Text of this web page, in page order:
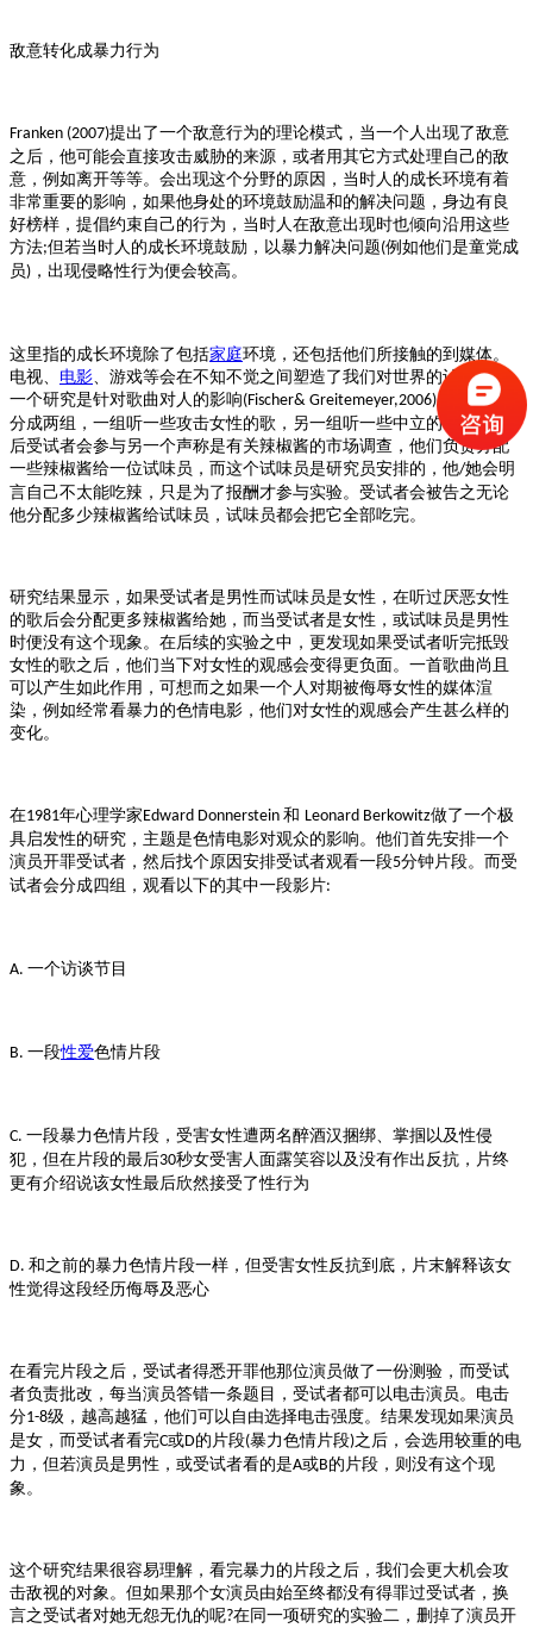
敌意转化成暴力行为
Franken (2007)提出了一个敌意行为的理论模式，当一个人出现了敌意
之后，他可能会直接攻击威胁的来源，或者用其它方式处理自己的敌
意，例如离开等等。会出现这个分野的原因，当时人的成长环境有着
非常重要的影响，如果他身处的环境鼓励温和的解决问题，身边有良
好榜样，提倡约束自己的行为，当时人在敌意出现时也倾向沿用这些
方法;但若当时人的成长环境鼓励，以暴力解决问题(例如他们是童党成
员) ，出现侵略性行为便会较高。
这里指的成长环境除了包括家庭环境，还包括他们所接触的到媒体。
电视、 电影、游戏等会在不知不觉之间塑造了我们对世界的认知。有
一个研究是针对歌曲对人的影响(Fischer& Greitemeyer,2006)，受试者被
分成两组，一组听一些攻击女性的歌，另一组听一些中立的歌曲，之
后受试者会参与另一个声称是有关辣椒酱的市场调查，他们负责分配
一些辣椒酱给一位试味员，而这个试味员是研究员安排的，他/她会明
言自己不太能吃辣，只是为了报酬才参与实验。受试者会被告之无论
他分配多少辣椒酱给试味员，试味员都会把它全部吃完。
研究结果显示，如果受试者是男性而试味员是女性，在听过厌恶女性
的歌后会分配更多辣椒酱给她，而当受试者是女性，或试味员是男性
时便没有这个现象。在后续的实验之中，更发现如果受试者听完抵毁
女性的歌之后，他们当下对女性的观感会变得更负面。一首歌曲尚且
可以产生如此作用，可想而之如果一个人对期被侮辱女性的媒体渲
染，例如经常看暴力的色情电影，他们对女性的观感会产生甚么样的
变化。
在1981年心理学家Edward Donnerstein 和 Leonard Berkowitz做了一个极
具启发性的研究，主题是色情电影对观众的影响。他们首先安排一个
演员开罪受试者，然后找个原因安排受试者观看一段5分钟片段。而受
试者会分成四组，观看以下的其中一段影片:
A. 一个访谈节目
B. 一段性爱色情片段
C. 一段暴力色情片段，受害女性遭两名醉酒汉捆绑、掌掴以及性侵
犯，但在片段的最后30秒女受害人面露笑容以及没有作出反抗，片终
更有介绍说该女性最后欣然接受了性行为
D. 和之前的暴力色情片段一样，但受害女性反抗到底，片末解释该女
性觉得这段经历侮辱及恶心
在看完片段之后，受试者得悉开罪他那位演员做了一份测验，而受试
者负责批改，每当演员答错一条题目，受试者都可以电击演员。电击
分1-8级，越高越猛，他们可以自由选择电击强度。结果发现如果演员
是女，而受试者看完C或D的片段(暴力色情片段)之后，会选用较重的电
力，但若演员是男性，或受试者看的是A或B的片段，则没有这个现
象。
这个研究结果很容易理解，看完暴力的片段之后，我们会更大机会攻
击敌视的对象。但如果那个女演员由始至终都没有得罪过受试者，换
言之受试者对她无怨无仇的呢?在同一项研究的实验二，删掉了演员开